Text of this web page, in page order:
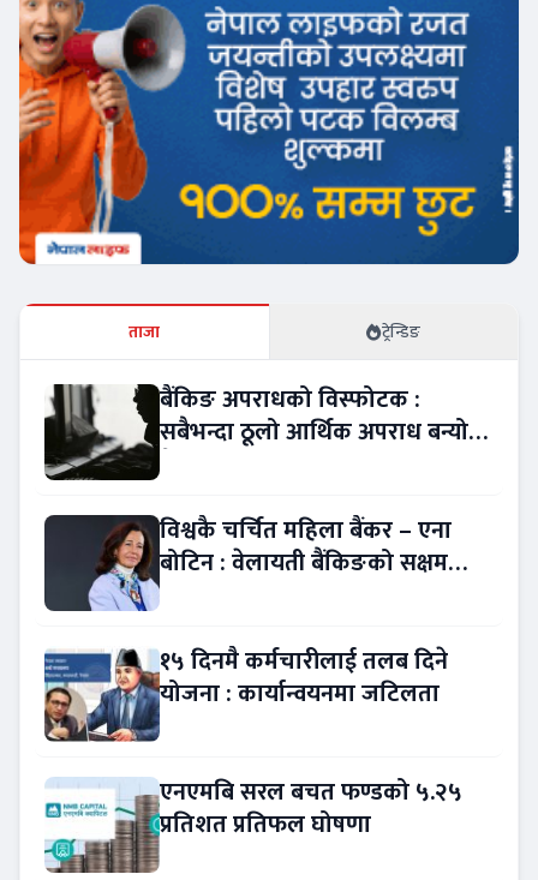
ताजा ट्रेन्डिङ
बैंकिङ अपराधको विस्फोटक :
सबैभन्दा ठूलो आर्थिक अपराध बन्यो
विश्वकै चर्चित महिला बैंकर – एना
बोटिन : वेलायती बैंकिङको सक्षम
१५ दिनमै कर्मचारीलाई तलब दिने
योजना : कार्यान्वयनमा जटिलता
एनएमबि सरल बचत फण्डको ५.२५
प्रतिशत प्रतिफल घोषणा